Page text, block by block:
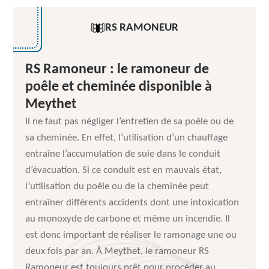
RS RAMONEUR
RS Ramoneur : le ramoneur de
poêle et cheminée disponible à
Meythet
Il ne faut pas négliger l’entretien de sa poêle ou de
sa cheminée. En effet, l’utilisation d’un chauffage
entraîne l’accumulation de suie dans le conduit
d’évacuation. Si ce conduit est en mauvais état,
l’utilisation du poêle ou de la cheminée peut
entraîner différents accidents dont une intoxication
au monoxyde de carbone et même un incendie. Il
est donc important de réaliser le ramonage une ou
deux fois par an. À Meythet, le ramoneur RS